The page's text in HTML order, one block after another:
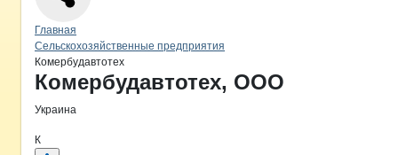
Навигация по сайту
Главная
Сельскохозяйственные предприятия
Комербудавтотех
Основная информация о компании
Комербудавтотех, ООО
Украина
К